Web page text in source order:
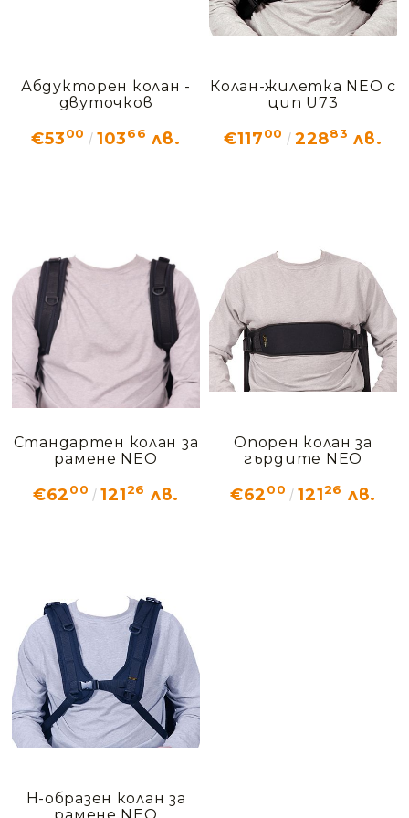
Абдукторен колан -
двуточков
€5300 10366 лв.
Колан-жилетка NEO с
цип U73
€11700 22883 лв.
Стандартен колан за
рамене NEO
€6200 12126 лв.
Опорен колан за
гърдите NEO
€6200 12126 лв.
Н-образен колан за
рамене NEO